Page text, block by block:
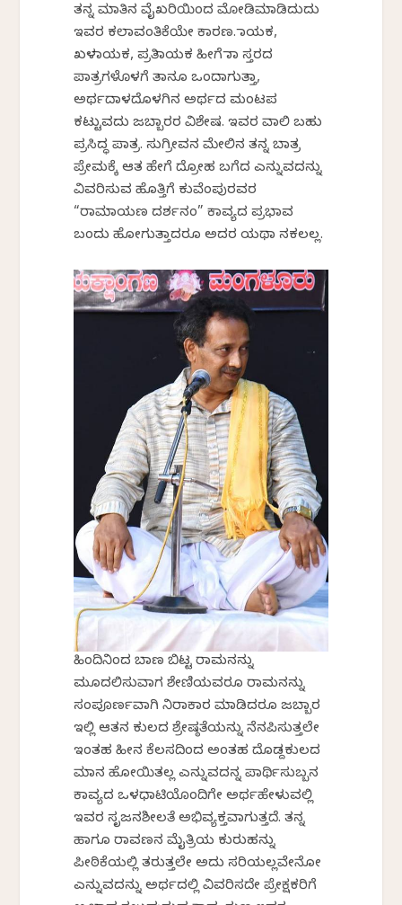
ತನ್ನ ಮಾತಿನ ವೈಖರಿಯಿಂದ ಮೋಡಿಮಾಡಿದುದು
ಇವರ ಕಲಾವಂತಿಕೆಯೇ ಕಾರಣ. ನಾಯಕ,
ಖಳನಾಯಕ, ಪ್ರತಿನಾಯಕ ಹೀಗೆ ನಾನಾ ಸ್ತರದ
ಪಾತ್ರಗಳೊಳಗೆ ತಾನೂ ಒಂದಾಗುತ್ತಾ,
ಅರ್ಥದಾಳದೊಳಗಿನ ಅರ್ಥದ ಮಂಟಪ
ಕಟ್ಟುವದು ಜಬ್ಬಾರರ ವಿಶೇಷ. ಇವರ ವಾಲಿ ಬಹು
ಪ್ರಸಿದ್ಧ ಪಾತ್ರ. ಸುಗ್ರೀವನ ಮೇಲಿನ ತನ್ನ ಬಾತ್ರ
ಪ್ರೇಮಕ್ಕೆ ಆತ ಹೇಗೆ ದ್ರೋಹ ಬಗೆದ ಎನ್ನುವದನ್ನು
ವಿವರಿಸುವ ಹೊತ್ತಿಗೆ ಕುವೆಂಪುರವರ
“ರಾಮಾಯಣ ದರ್ಶನಂ” ಕಾವ್ಯದ ಪ್ರಭಾವ
ಬಂದು ಹೋಗುತ್ತಾದರೂ ಅದರ ಯಥಾ ನಕಲಲ್ಲ.
ಹಿಂದಿನಿಂದ ಬಾಣ ಬಿಟ್ಟ ರಾಮನನ್ನು
ಮೂದಲಿಸುವಾಗ ಶೇಣಿಯವರೂ ರಾಮನನ್ನು
ಸಂಪೂರ್ಣವಾಗಿ ನಿರಾಕಾರ ಮಾಡಿದರೂ ಜಬ್ಬಾರ
ಇಲ್ಲಿ ಆತನ ಕುಲದ ಶ್ರೇಷ್ಠತೆಯನ್ನು ನೆನಪಿಸುತ್ತಲೇ
ಇಂತಹ ಹೀನ ಕೆಲಸದಿಂದ ಅಂತಹ ದೊಡ್ದಕುಲದ
ಮಾನ ಹೋಯಿತಲ್ಲ ಎನ್ನುವದನ್ನ ಪಾರ್ಥಿಸುಬ್ಬನ
ಕಾವ್ಯದ ಒಳಧಾಟಿಯೊಂದಿಗೇ ಅರ್ಥಹೇಳುವಲ್ಲಿ
ಇವರ ಸೃಜನಶೀಲತೆ ಅಭಿವ್ಯಕ್ತವಾಗುತ್ತದೆ. ತನ್ನ
ಹಾಗೂ ರಾವಣನ ಮೈತ್ರಿಯ ಕುರುಹನ್ನು
ಪೀಠಿಕೆಯಲ್ಲಿ ತರುತ್ತಲೇ ಅದು ಸರಿಯಲ್ಲವೇನೋ
ಎನ್ನುವದನ್ನು ಅರ್ಥದಲ್ಲಿ ವಿವರಿಸದೇ ಪ್ರೇಕ್ಷಕರಿಗೆ